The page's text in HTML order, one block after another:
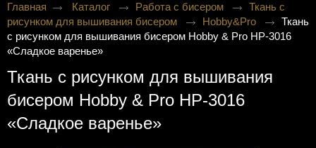
Главная Каталог Работа с бисером
Ткань с
рисунком для вышивания бисером
Hobby&Pro
Ткань
с рисунком для вышивания бисером Hobby & Pro НР-3016
«Сладкое варенье»
Ткань с рисунком для вышивания
бисером Hobby & Pro НР-3016
«Сладкое варенье»